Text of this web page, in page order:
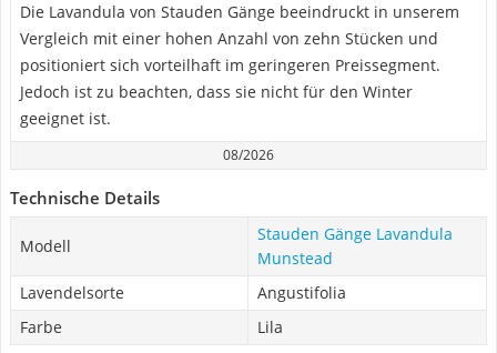
Die Lavandula von Stauden Gänge beeindruckt in unserem
Vergleich mit einer hohen Anzahl von zehn Stücken und
positioniert sich vorteilhaft im geringeren Preissegment.
Jedoch ist zu beachten, dass sie nicht für den Winter
geeignet ist.
08/2026
Technische Details
Modell
Stauden Gänge Lavandula
Munstead
Lavendelsorte
Angustifolia
Farbe
Lila